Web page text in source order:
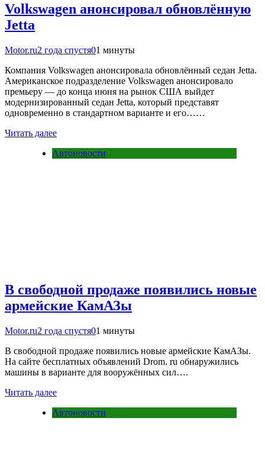
Volkswagen анонсировал обновлённую
Jetta
Motor.ru2 года спустя01 минуты
Компания Volkswagen анонсировала обновлённый седан Jetta.
Американское подразделение Volkswagen анонсировало
премьеру — до конца июня на рынок США выйдет
модернизированный седан Jetta, который представят
одновременно в стандартном варианте и его……
Читать далее
Автоновости
В свободной продаже появились новые
армейские КамАЗы
Motor.ru2 года спустя01 минуты
В свободной продаже появились новые армейские КамАЗы.
На сайте бесплатных объявлений Drom. ru обнаружились
машины в варианте для вооружённых сил….
Читать далее
Автоновости